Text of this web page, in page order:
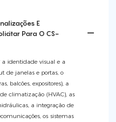
E
Para O CS-
a identidade visual e a
de janelas e portas, o
balcões, expositores), a
climatização (HVAC), as
a integração de
os sistemas